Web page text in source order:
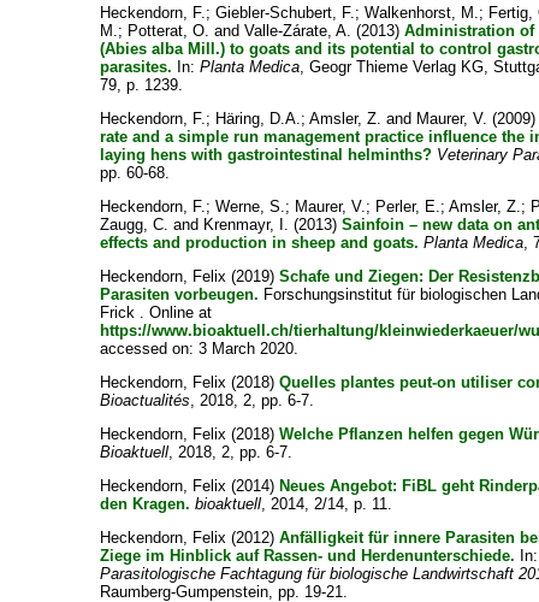
Heckendorn, F.;Giebler-Schubert, F.;Walkenhorst, M.; Fertig,
M.; Potterat, O. andValle-Zárate, A. (2013)Administration of
(Abies alba Mill.) to goats and its potential to control
parasites. In:Planta Medica, Geogr Thieme Verlag KG,
79, p. 1239.
Heckendorn, F.; Häring, D.A.;Amsler, Z. and Maurer, V.
rate and a simple run management practice inﬂuence the
laying hens with gastrointestinal helminths? Veterinary
pp. 60-68.
Heckendorn, F.;Werne, S.; Maurer, V.; Perler, E.;Amsler, Z.;
Zaugg, C. and Krenmayr, I. (2013)Sainfoin – new data on
effects and production in sheep and goats. Planta Medica,
Heckendorn, Felix (2019)Schafe und Ziegen: Der
Parasiten vorbeugen. Forschungsinstitut für biologischen
Frick . Online at
https://www.bioaktuell.ch/tierhaltung/kleinwiederkaeuer/
accessed on: 3 March 2020.
Heckendorn, Felix (2018)Quelles plantes peut-on utiliser
Bioactualités, 2018, 2, pp. 6-7.
Heckendorn, Felix (2018)Welche Pflanzen helfen gegen
Bioaktuell, 2018, 2, pp. 6-7.
Heckendorn, Felix (2014) Neues Angebot: FiBL geht
den Kragen. bioaktuell, 2014, 2/14, p. 11.
Heckendorn, Felix (2012)Anfälligkeit für innere Parasiten
Ziege im Hinblick auf Rassen- und Herdenunterschiede. In:
Parasitologische Fachtagung für biologische Landwirtschaft
Raumberg-Gumpenstein, pp. 19-21.